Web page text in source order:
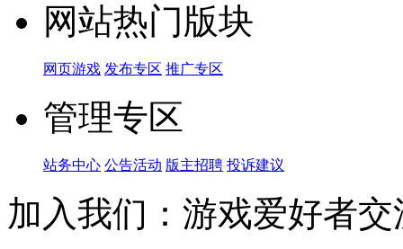
网站热门版块
网页游戏 发布专区 推广专区
管理专区
站务中心 公告活动 版主招聘 投诉建议
加入我们：游戏爱好者交